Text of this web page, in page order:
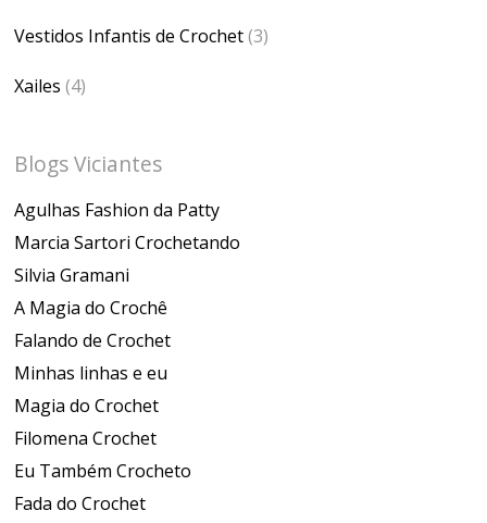
Vestidos Infantis de Crochet(3)
Xailes (4)
Blogs Viciantes
Agulhas Fashion da Patty
Marcia Sartori Crochetando
Silvia Gramani
A Magia do Crochê
Falando de Crochet
Minhas linhas e eu
Magia do Crochet
Filomena Crochet
Eu Também Crocheto
Fada do Crochet